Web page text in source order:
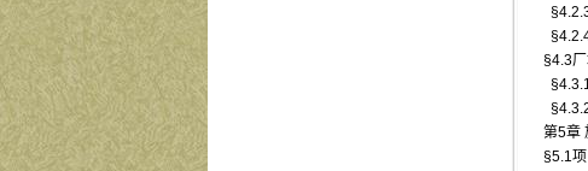
§4.3
第5章
§5.1